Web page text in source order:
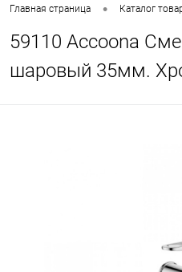
Главная страница • Каталог
59110 Accoona
шаровый 35мм.